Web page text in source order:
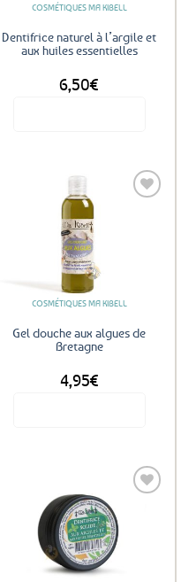
COSMÉTIQUES MA KIBELL
Dentifrice naturel à l’argile et
aux huiles essentielles
6,50€
COSMÉTIQUES MA KIBELL
Gel douche aux algues de
Bretagne
4,95€